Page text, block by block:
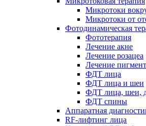
Микротоки
Микротоки от
Фотодинамическая
Фототерапия
Лечение акне
Лечение розацеа
Лечение
ФДТ лица
ФДТ лица и шеи
ФДТ лица, шеи,
ФДТ спины
Аппаратная
RF-лифтинг лица